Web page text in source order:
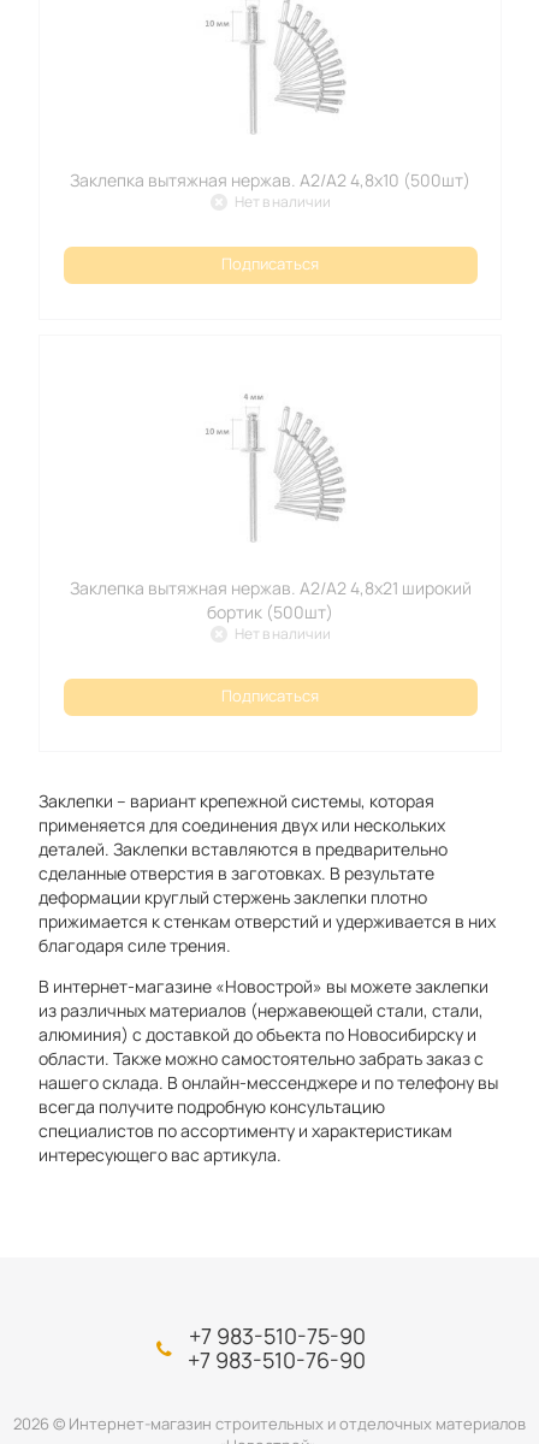
Заклепка вытяжная нержав. А2/А2 4,8х10 (500шт)
Нет в наличии
Подписаться
Заклепка вытяжная нержав. А2/А2 4,8х21 широкий
бортик (500шт)
Нет в наличии
Подписаться
Заклепки – вариант крепежной системы, которая
применяется для соединения двух или нескольких
деталей. Заклепки вставляются в предварительно
сделанные отверстия в заготовках. В результате
деформации круглый стержень заклепки плотно
прижимается к стенкам отверстий и удерживается в них
благодаря силе трения.
В интернет-магазине «Новострой» вы можете заклепки
из различных материалов (нержавеющей стали, стали,
алюминия) с доставкой до объекта по Новосибирску и
области. Также можно самостоятельно забрать заказ с
нашего склада. В онлайн-мессенджере и по телефону вы
всегда получите подробную консультацию
специалистов по ассортименту и характеристикам
интересующего вас артикула.
+7 983-510-75-90
+7 983-510-76-90
2026 © Интернет-магазин строительных и отделочных материалов